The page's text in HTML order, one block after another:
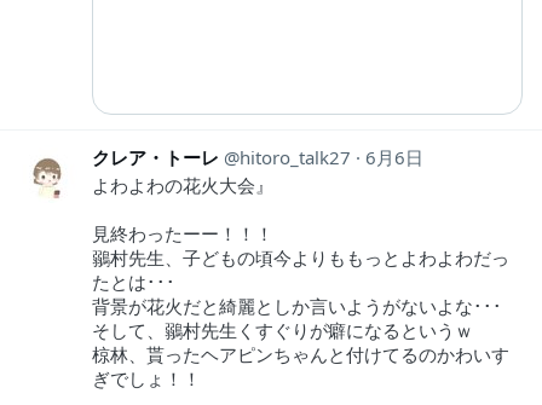
クレア・トーレ hitoro_talk27
6月6日
よわよわの花火大会』
見終わったーー！！！
鶸村先生、子どもの頃今よりももっとよわよわだっ
たとは･･･
背景が花火だと綺麗としか言いようがないよな･･･
そして、鶸村先生くすぐりが癖になるというｗ
椋林、貰ったヘアピンちゃんと付けてるのかわいす
ぎでしょ！！